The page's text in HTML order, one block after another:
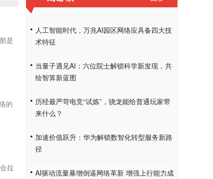
是
的
拉
人工智能时代，万兆AI园区网络应具备四大技
术特征
当量子遇见AI：六位院士解锁科学新发现，共
绘智算新蓝图
历经最严苛电竞“试炼”，骁龙能给普通玩家带
来什么？
加速价值跃升：华为解锁数智化转型服务新路
径
AI驱动流量暴增倒逼网络革新 增强上行能力成